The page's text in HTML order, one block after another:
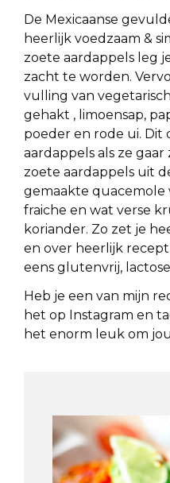
De Mexicaanse
heerlijk voedzaam &
zoete aardappels leg
zacht te worden.
vulling van
gehakt , limoensap,
poeder en rode ui. Dit
aardappels als ze
zoete aardappels uit
gemaakte quacemole
fraiche en wat verse
koriander. Zo zet je
en over heerlijk
eens glutenvrij,
Heb je een van mijn
het op Instagram en
het enorm leuk om